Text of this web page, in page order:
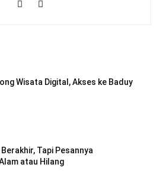
Wisata Digital, Akses ke Baduy
Tapi Pesannya
atau Hilang